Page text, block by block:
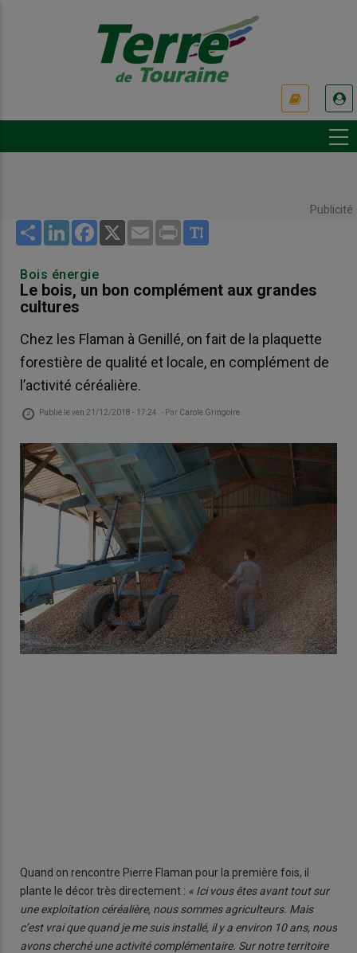
Publicité
Share LinkedInFacebook
X Email Print
Bois énergie
Le bois, un bon complément aux grandes
cultures
Chez les Flaman à Genillé, on fait de la plaquette
forestière de qualité et locale, en complément de
l’activité céréalière.
Publié leven 21/12/2018 - 17:24 - Par Carole Gringoire
Quand on rencontre Pierre Flaman pour la première fois, il
plante le décor très directement : « Ici vous êtes avant tout sur
une exploitation céréalière, nous sommes agriculteurs. Mais
c’est vrai que quand je me suis installé, il y a environ 10 ans, nous
avons cherché une activité complémentaire. Sur notre territoire